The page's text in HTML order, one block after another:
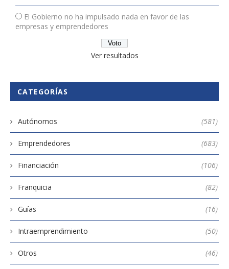
El Gobierno no ha impulsado nada en favor de las
empresas y emprendedores
Ver resultados
CATEGORÍAS
Autónomos (581)
Emprendedores (683)
Financiación (106)
Franquicia (82)
Guías (16)
Intraemprendimiento (50)
Otros (46)